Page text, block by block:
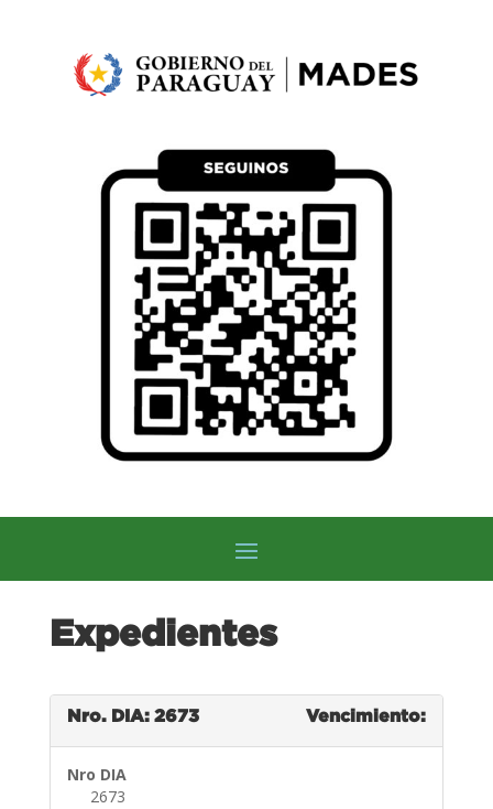
Expedientes
Nro. DIA: 2673 Vencimiento:
Nro DIA
2673